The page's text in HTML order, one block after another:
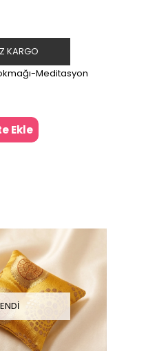
Meditasyon
Ekle
KARGO